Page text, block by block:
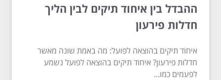
ההבדל בין איחוד תיקים לבין הליך
חדלות פירעון
איחוד תיקים בהוצאה לפועל: מה באמת שונה מאשר
חדלות פירעון? איחוד תיקים בהוצאה לפועל נשמע
לפעמים כמו...